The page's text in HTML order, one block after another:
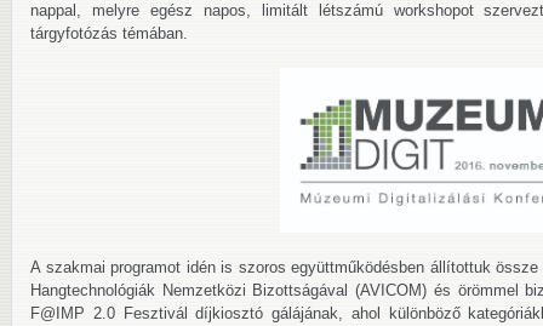
nappal, melyre egész napos, limitált létszámú workshopot
tárgyfotózás témában.
A szakmai programot idén is szoros együttműködésben állítottuk
Hangtechnológiák Nemzetközi Bizottságával (AVICOM) és örömmel
F@IMP 2.0 Fesztivál díjkiosztó gálájának, ahol különböző